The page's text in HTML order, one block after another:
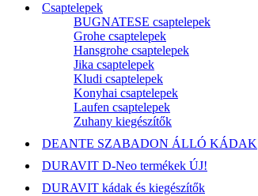
Csaptelepek
BUGNATESE csaptelepek
Grohe csaptelepek
Hansgrohe csaptelepek
Jika csaptelepek
Kludi csaptelepek
Konyhai csaptelepek
Laufen csaptelepek
Zuhany kiegészítők
DEANTE SZABADON ÁLLÓ KÁDAK
DURAVIT D-Neo termékek ÚJ!
DURAVIT kádak és kiegészítők